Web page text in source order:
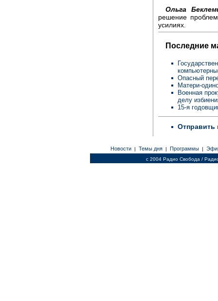
Ольга
решение
усилиях.
Последние
Опасный
Матери-
Военная
делу
15-я
Отправить
Новости | Темы дня | Программы |
c 2004 Радио Свобода /